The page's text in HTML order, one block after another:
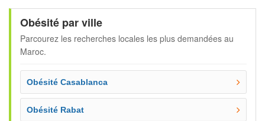
Obésité par ville
Parcourez les recherches locales les plus demandées au
Maroc.
Obésité Casablanca
Obésité Rabat